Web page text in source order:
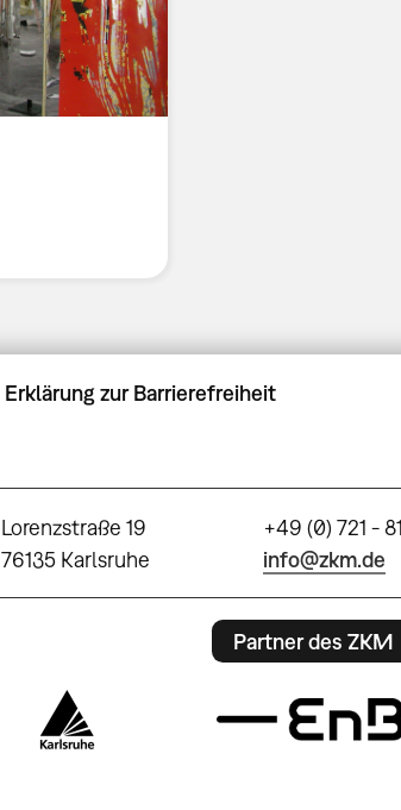
Erklärung zur Barrierefreiheit
Lorenzstraße 19
76135 Karlsruhe
+49 (0) 721 -
info@zkm.de
Partner des ZKM